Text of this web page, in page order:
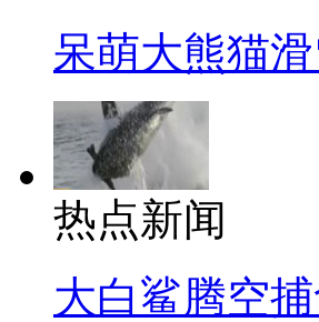
呆萌大熊猫
热点新闻
大白鲨腾空